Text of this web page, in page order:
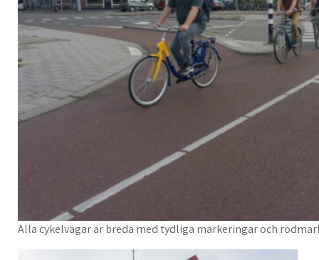
Alla cykelvägar är breda med tydliga markeringar och